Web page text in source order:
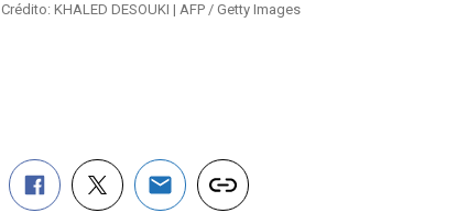
Crédito: KHALED DESOUKI | AFP / Getty Images